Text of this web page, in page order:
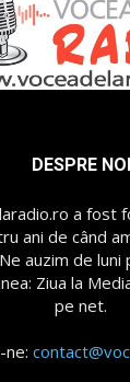
DESPRE NOI
a fost
ani de când
auzim de luni
Ziua la
pe net.
ne: